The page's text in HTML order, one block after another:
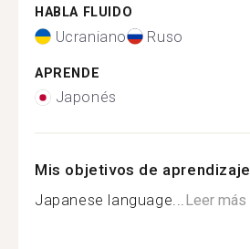
HABLA FLUIDO
Ucraniano Ruso
APRENDE
Japonés
Mis objetivos de aprendizaje
Japanese language...Leer más